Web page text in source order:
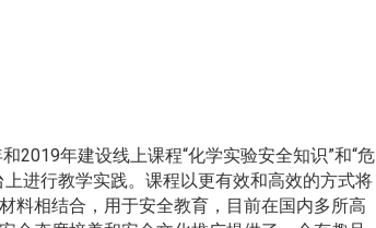
2019年建设线上课程“化学实验安全知识”和“危
进行教学实践。课程以更有效和高效的方式将
料相结合，用于安全教育，目前在国内多所高